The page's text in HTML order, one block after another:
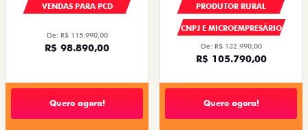
VENDAS PARA PCD
De: R$ 115.990,00
R$ 98.890,00
Quero agora!
PRODUTOR RURAL
CNPJ E MICROEMPRESÁRIO
De: R$ 132.990,00
R$ 105.790,00
Quero agora!